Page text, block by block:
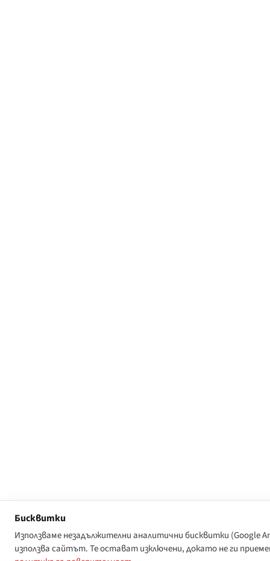
Бисквитки
Използваме незадължителни аналитични бисквитки (Google
използва сайтът. Те остават изключени, докато не ги